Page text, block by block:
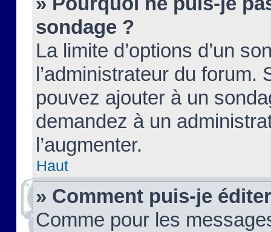
sondage ?
La limite d’options d’un
l’administrateur du forum.
pouvez ajouter à un
demandez à un
l’augmenter.
Haut
» Comment puis-je
Comme pour les